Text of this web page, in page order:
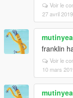
Voir le
27 avril 2019
franklin
Voir le
10 mars